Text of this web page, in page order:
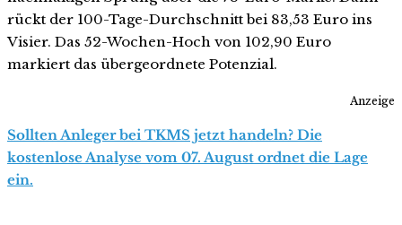
rückt der 100-Tage-Durchschnitt bei 83,53 Euro ins
Visier. Das 52-Wochen-Hoch von 102,90 Euro
markiert das übergeordnete Potenzial.
Anzeige
Sollten Anleger bei TKMS jetzt handeln? Die
kostenlose Analyse vom 07. August ordnet die Lage
ein.